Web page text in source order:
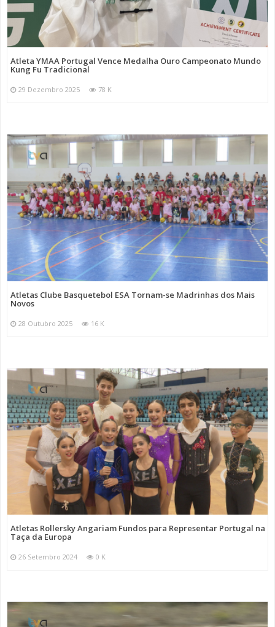
Atleta YMAA Portugal Vence Medalha Ouro Campeonato Mundo
Kung Fu Tradicional
29 Dezembro 2025 78 K
Atletas Clube Basquetebol ESA Tornam-se Madrinhas dos Mais
Novos
28 Outubro 2025 16 K
Atletas Rollersky Angariam Fundos para Representar Portugal na
Taça da Europa
26 Setembro 2024 0 K